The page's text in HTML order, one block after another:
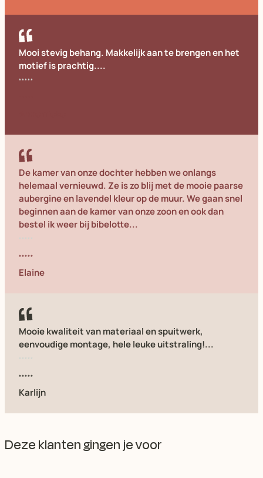
Mooi stevig behang. Makkelijk aan te brengen en het
motief is prachtig....
De kamer van onze dochter hebben we onlangs
helemaal vernieuwd. Ze is zo blij met de mooie paarse
aubergine en lavendel kleur op de muur. We gaan snel
beginnen aan de kamer van onze zoon en ook dan
bestel ik weer bij bibelotte...
Elaine
Mooie kwaliteit van materiaal en spuitwerk,
eenvoudige montage, hele leuke uitstraling!...
Karlijn
Deze klanten gingen je voor